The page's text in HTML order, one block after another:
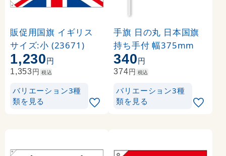
販促用国旗 イギリス
サイズ:小 (23671)
1,230円
1,353円 税込
バリエーション3種
類を見る
手旗 日の丸 日本国旗
持ち手付 幅375mm
340円
374円 税込
バリエーション3種
類を見る